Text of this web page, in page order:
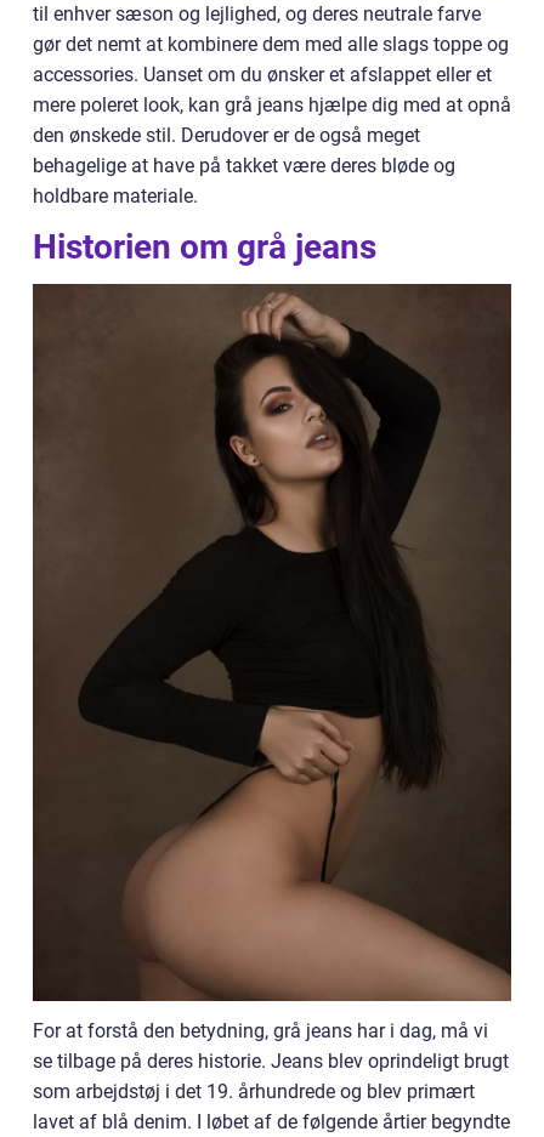
til enhver sæson og lejlighed, og deres neutrale farve
gør det nemt at kombinere dem med alle slags toppe og
accessories. Uanset om du ønsker et afslappet eller et
mere poleret look, kan grå jeans hjælpe dig med at opnå
den ønskede stil. Derudover er de også meget
behagelige at have på takket være deres bløde og
holdbare materiale.
Historien om grå jeans
For at forstå den betydning, grå jeans har i dag, må vi
se tilbage på deres historie. Jeans blev oprindeligt brugt
som arbejdstøj i det 19. århundrede og blev primært
lavet af blå denim. I løbet af de følgende årtier begyndte